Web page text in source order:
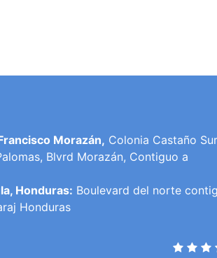
Morazán, Colonia Castaño
Blvrd Morazán, Contiguo a
Honduras: Boulevard del norte
Honduras